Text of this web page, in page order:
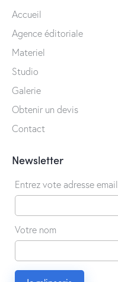
Accueil
Agence éditoriale
Materiel
Studio
Galerie
Obtenir un devis
Contact
Newsletter
Entrez vote adresse email
Votre nom